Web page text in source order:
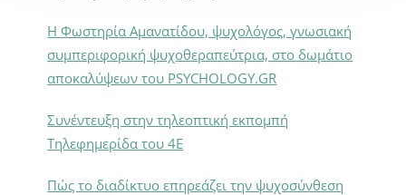
Η Φωστηρία Αμανατίδου, ψυχολόγος, γνωσιακή
συμπεριφορική ψυχοθεραπεύτρια, στο δωμάτιο
αποκαλύψεων του PSYCHOLOGY.GR
Συνέντευξη στην τηλεοπτική εκπομπή
Τηλεφημερίδα του 4Ε
Πώς το διαδίκτυο επηρεάζει την ψυχοσύνθεση